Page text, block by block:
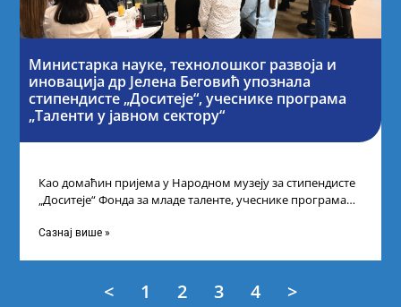
Министарка науке, технолошког развоја и
иновација др Јелена Беговић упознала
стипендисте „Доситеје“, учеснике програма
„Таленти у јавном сектору“
Као домаћин пријема у Народном музеју за стипендисте
„Доситеје“ Фонда за младе таленте, учеснике програма
Сазнај више »
< 1 2 3 4 >